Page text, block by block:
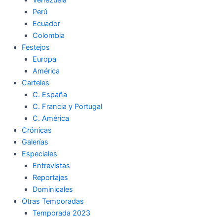
Perú
Ecuador
Colombia
Festejos
Europa
América
Carteles
C. España
C. Francia y Portugal
C. América
Crónicas
Galerías
Especiales
Entrevistas
Reportajes
Dominicales
Otras Temporadas
Temporada 2023